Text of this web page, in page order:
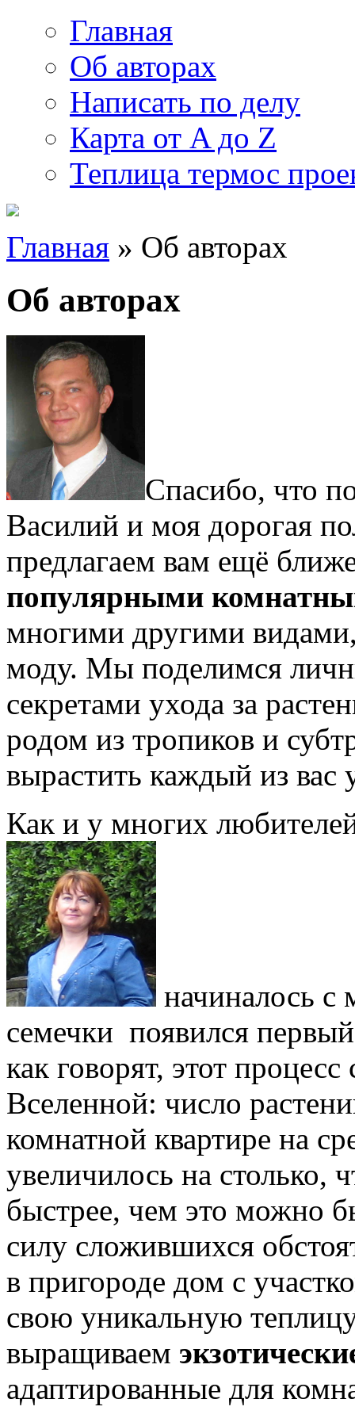
Главная
Об авторах
Написать по делу
Карта от A до Z
Теплица термос
Главная » Об авторах
Об авторах
Спасибо, что
Василий и моя дорогая
предлагаем вам ещё
популярными
многими другими
моду. Мы поделимся
секретами ухода за
родом из тропиков и
вырастить каждый из вас
Как и у многих
начиналось с
семечки появился
как говорят, этот
Вселенной: число
комнатной квартире на
увеличилось на столько,
быстрее, чем это можно
силу сложившихся
в пригороде дом с
свою уникальную
выращиваем
адаптированные для